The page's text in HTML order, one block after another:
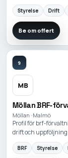
Styrelse Drift
Be om offert
9
MB
Möllan BRF-
Möllan · Malmö
Profil för brf-
drift och uppföljning
BRF Styrelse